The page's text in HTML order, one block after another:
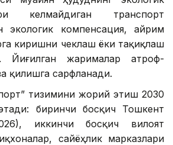
келмайдиган транспорт
экологик компенсация, айрим
киришни чеклаш ёки тақиқлаш
Йиғилган жарималар атроф-
қилишга сарфланади.
тизимини жорий этиш 2030
биринчи босқич Тошкент
иккинчи босқич вилоят
сайёҳлик марказлари